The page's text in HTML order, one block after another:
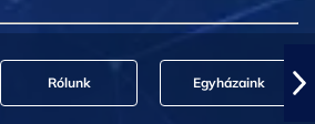
Rólunk Egyházaink